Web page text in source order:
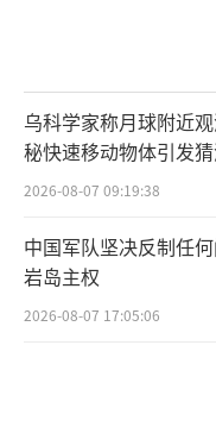
乌科学家称月球附近
秘快速移动物体引发
2026-08-07 09:19:38
中国军队坚决反制任
岩岛主权
2026-08-07 17:05:06